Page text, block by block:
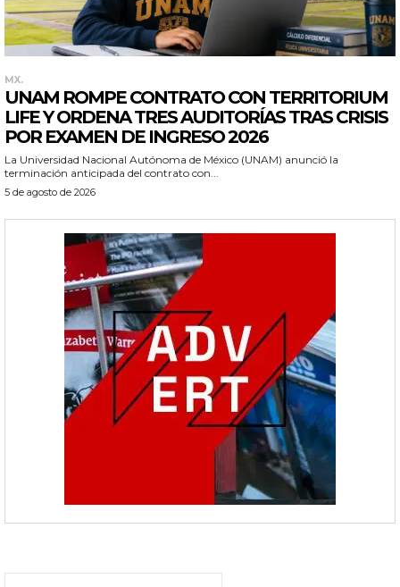
MX.
UNAM ROMPE CONTRATO CON TERRITORIUM
LIFE Y ORDENA TRES AUDITORÍAS TRAS CRISIS
POR EXAMEN DE INGRESO 2026
La Universidad Nacional Autónoma de México (UNAM) anunció la
terminación anticipada del contrato con...
5 de agosto de 2026